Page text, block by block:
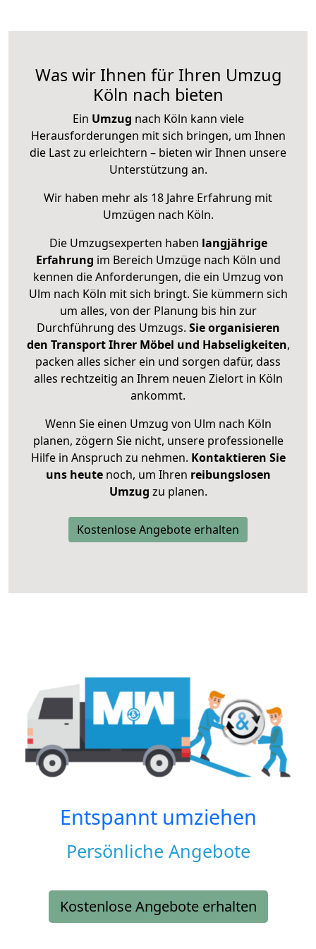
Was wir Ihnen für Ihren Umzug
Köln nach bieten
Ein Umzug nach Köln kann viele
Herausforderungen mit sich bringen, um Ihnen
die Last zu erleichtern – bieten wir Ihnen unsere
Unterstützung an.
Wir haben mehr als 18 Jahre Erfahrung mit
Umzügen nach Köln.
Die Umzugsexperten haben langjährige
Erfahrung im Bereich Umzüge nach Köln und
kennen die Anforderungen, die ein Umzug von
Ulm nach Köln mit sich bringt. Sie kümmern sich
um alles, von der Planung bis hin zur
Durchführung des Umzugs. Sie organisieren
den Transport Ihrer Möbel und Habseligkeiten,
packen alles sicher ein und sorgen dafür, dass
alles rechtzeitig an Ihrem neuen Zielort in Köln
ankommt.
Wenn Sie einen Umzug von Ulm nach Köln
planen, zögern Sie nicht, unsere professionelle
Hilfe in Anspruch zu nehmen. Kontaktieren Sie
uns heutenoch, um Ihren reibungslosen
Umzug zu planen.
Kostenlose Angebote erhalten
Entspannt umziehen
Persönliche Angebote
Kostenlose Angebote erhalten